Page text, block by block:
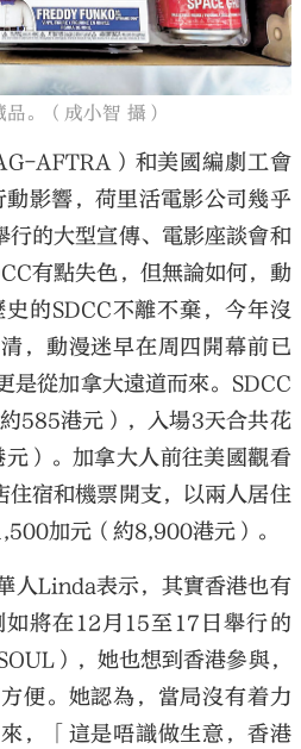
。（成小智 攝）
AFTRA）和美國編劇工會
動影響，荷里活電影公司幾乎
行的大型宣傳、電影座談會和
有點失色，但無論如何，動
的SDCC不離不棄，今年沒
，動漫迷早在周四開幕前已
是從加拿大遠道而來。SDCC
585港元），入場3天合共花
）。加拿大人前往美國觀看
住宿和機票開支，以兩人居住
加元（約8,900港元）。
人Linda表示，其實香港也有
將在12月15至17日舉行的
），她也想到香港參與，
便。她認為，當局沒有着力
，「這是唔識做生意，香港